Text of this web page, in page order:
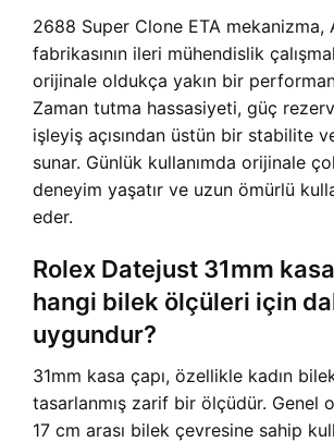
2688 Super Clone ETA mekanizma,
fabrikasının ileri mühendislik
orijinale oldukça yakın bir
Zaman tutma hassasiyeti, güç
işleyiş açısından üstün bir stabilite
sunar. Günlük kullanımda orijinale
deneyim yaşatır ve uzun ömürlü
eder.
Rolex Datejust 31mm
hangi bilek ölçüleri için
uygundur?
31mm kasa çapı, özellikle kadın
tasarlanmış zarif bir ölçüdür. Genel
17 cm arası bilek çevresine sahip